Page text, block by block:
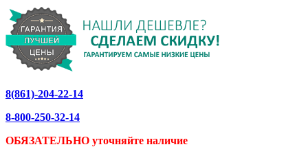
8(861)-204-22-14
8-800-250-32-14
ОБЯЗАТЕЛЬНО уточняйте наличие